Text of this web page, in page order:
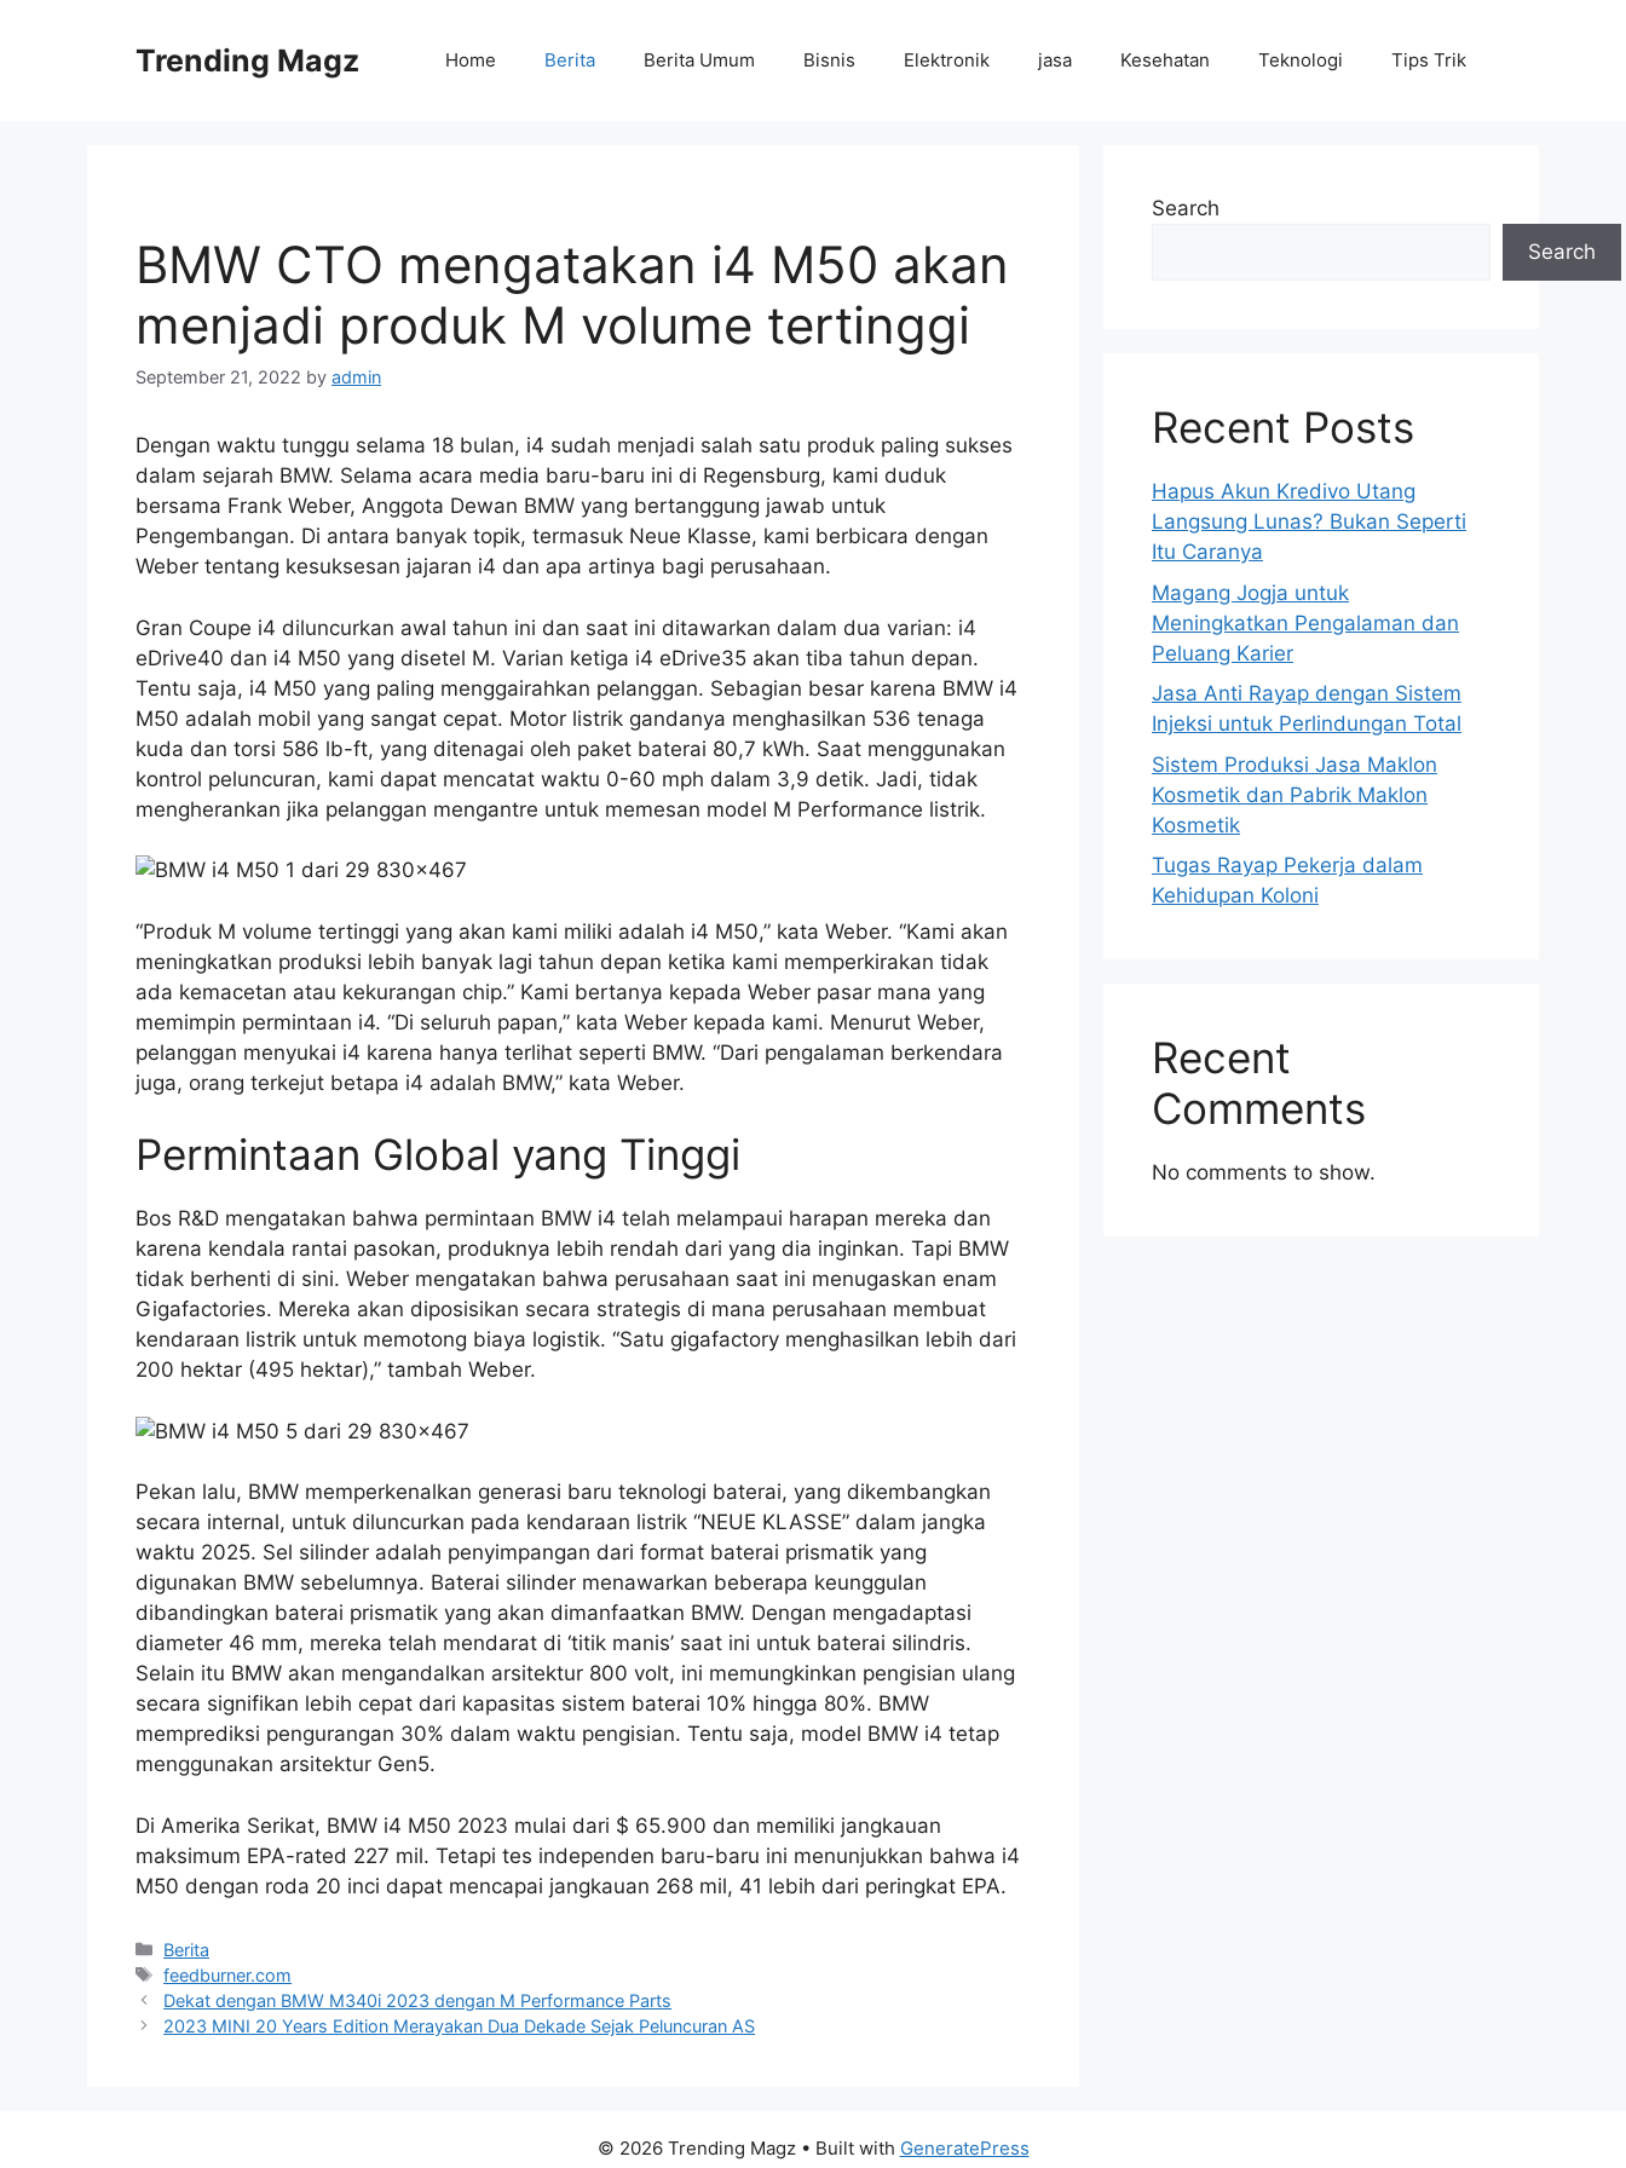
Trending Magz Home Berita Berita Umum Bisnis Elektronik jasa Kesehatan Teknologi Tips Trik
BMW CTO mengatakan i4 M50 akan
menjadi produk M volume tertinggi
September 21, 2022 by admin
Dengan waktu tunggu selama 18 bulan, i4 sudah menjadi salah satu produk paling sukses
dalam sejarah BMW. Selama acara media baru-baru ini di Regensburg, kami duduk
bersama Frank Weber, Anggota Dewan BMW yang bertanggung jawab untuk
Pengembangan. Di antara banyak topik, termasuk Neue Klasse, kami berbicara dengan
Weber tentang kesuksesan jajaran i4 dan apa artinya bagi perusahaan.
Gran Coupe i4 diluncurkan awal tahun ini dan saat ini ditawarkan dalam dua varian: i4
eDrive40 dan i4 M50 yang disetel M. Varian ketiga i4 eDrive35 akan tiba tahun depan.
Tentu saja, i4 M50 yang paling menggairahkan pelanggan. Sebagian besar karena BMW i4
M50 adalah mobil yang sangat cepat. Motor listrik gandanya menghasilkan 536 tenaga
kuda dan torsi 586 lb-ft, yang ditenagai oleh paket baterai 80,7 kWh. Saat menggunakan
kontrol peluncuran, kami dapat mencatat waktu 0-60 mph dalam 3,9 detik. Jadi, tidak
mengherankan jika pelanggan mengantre untuk memesan model M Performance listrik.
“Produk M volume tertinggi yang akan kami miliki adalah i4 M50,” kata Weber. “Kami akan
meningkatkan produksi lebih banyak lagi tahun depan ketika kami memperkirakan tidak
ada kemacetan atau kekurangan chip.” Kami bertanya kepada Weber pasar mana yang
memimpin permintaan i4. “Di seluruh papan,” kata Weber kepada kami. Menurut Weber,
pelanggan menyukai i4 karena hanya terlihat seperti BMW. “Dari pengalaman berkendara
juga, orang terkejut betapa i4 adalah BMW,” kata Weber.
Permintaan Global yang Tinggi
Bos R&D mengatakan bahwa permintaan BMW i4 telah melampaui harapan mereka dan
karena kendala rantai pasokan, produknya lebih rendah dari yang dia inginkan. Tapi BMW
tidak berhenti di sini. Weber mengatakan bahwa perusahaan saat ini menugaskan enam
Gigafactories. Mereka akan diposisikan secara strategis di mana perusahaan membuat
kendaraan listrik untuk memotong biaya logistik. “Satu gigafactory menghasilkan lebih dari
200 hektar (495 hektar),” tambah Weber.
Pekan lalu, BMW memperkenalkan generasi baru teknologi baterai, yang dikembangkan
secara internal, untuk diluncurkan pada kendaraan listrik “NEUE KLASSE” dalam jangka
waktu 2025. Sel silinder adalah penyimpangan dari format baterai prismatik yang
digunakan BMW sebelumnya. Baterai silinder menawarkan beberapa keunggulan
dibandingkan baterai prismatik yang akan dimanfaatkan BMW. Dengan mengadaptasi
diameter 46 mm, mereka telah mendarat di ‘titik manis’ saat ini untuk baterai silindris.
Selain itu BMW akan mengandalkan arsitektur 800 volt, ini memungkinkan pengisian ulang
secara signifikan lebih cepat dari kapasitas sistem baterai 10% hingga 80%. BMW
memprediksi pengurangan 30% dalam waktu pengisian. Tentu saja, model BMW i4 tetap
menggunakan arsitektur Gen5.
Di Amerika Serikat, BMW i4 M50 2023 mulai dari $ 65.900 dan memiliki jangkauan
maksimum EPA-rated 227 mil. Tetapi tes independen baru-baru ini menunjukkan bahwa i4
M50 dengan roda 20 inci dapat mencapai jangkauan 268 mil, 41 lebih dari peringkat EPA.
Categories
Berita
Tags
feedburner.com
Dekat dengan BMW M340i 2023 dengan M Performance Parts
2023 MINI 20 Years Edition Merayakan Dua Dekade Sejak Peluncuran AS
Search
Search
Recent Posts
Hapus Akun Kredivo Utang
Langsung Lunas? Bukan Seperti
Itu Caranya
Magang Jogja untuk
Meningkatkan Pengalaman dan
Peluang Karier
Jasa Anti Rayap dengan Sistem
Injeksi untuk Perlindungan Total
Sistem Produksi Jasa Maklon
Kosmetik dan Pabrik Maklon
Kosmetik
Tugas Rayap Pekerja dalam
Kehidupan Koloni
Recent
Comments
No comments to show.
© 2026 Trending Magz• Built with GeneratePress